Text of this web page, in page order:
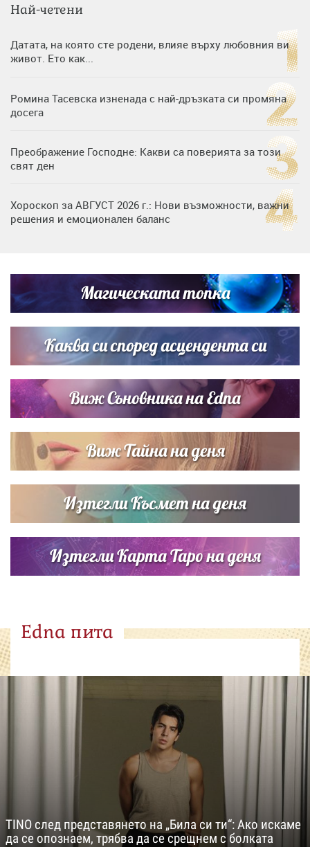
Най-четени
Датата, на която сте родени, влияе върху любовния ви
живот. Ето как...
Ромина Тасевска изненада с най-дръзката си промяна
досега
Преображение Господне: Какви са поверията за този
свят ден
Хороскоп за АВГУСТ 2026 г.: Нови възможности, важни
решения и емоционален баланс
си деца на семейна морска приказка
Звездна ваканция в Майорка: Дженифър Анистън,
Кортни Кокс и Джим Къртис заедно на яхта
Магическата топка
Каква си според асцендента си
Виж Съновника на Edna
Виж Тайна на деня
Изтегли Късмет на деня
Изтегли Карта Таро на деня
Edna пита
TINO след представянето на „Била си ти“: Ако искаме
да се опознаем, трябва да се срещнем с болката